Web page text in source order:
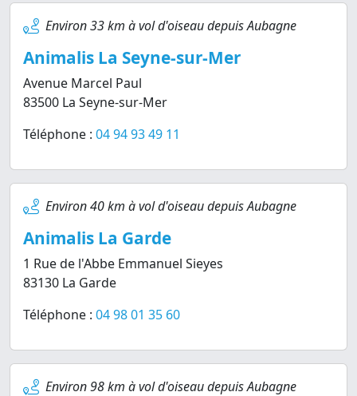
Environ 33 km à vol d'oiseau depuis Aubagne
Animalis La Seyne-sur-Mer
Avenue Marcel Paul
83500 La Seyne-sur-Mer
Téléphone : 04 94 93 49 11
Environ 40 km à vol d'oiseau depuis Aubagne
Animalis La Garde
1 Rue de l'Abbe Emmanuel Sieyes
83130 La Garde
Téléphone : 04 98 01 35 60
Environ 98 km à vol d'oiseau depuis Aubagne